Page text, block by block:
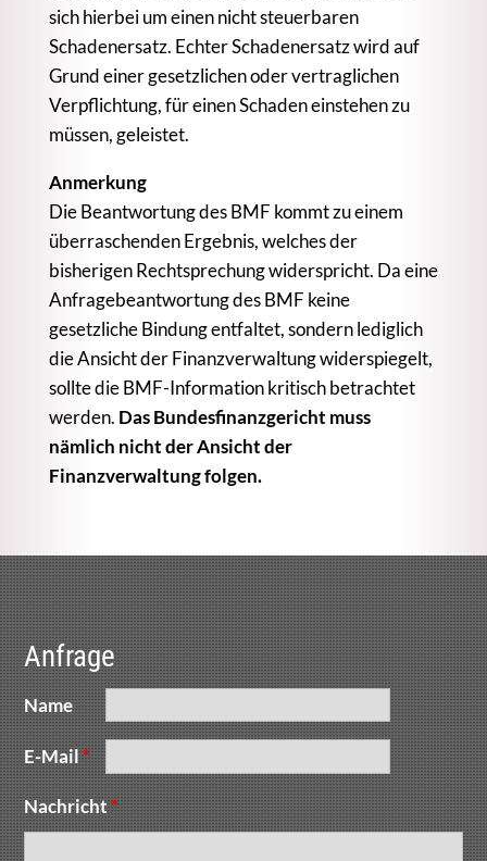
sich hierbei um einen nicht steuerbaren
Schadenersatz. Echter Schadenersatz wird auf
Grund einer gesetzlichen oder vertraglichen
Verpflichtung, für einen Schaden einstehen zu
müssen, geleistet.
Anmerkung
Die Beantwortung des BMF kommt zu einem
überraschenden Ergebnis, welches der
bisherigen Rechtsprechung widerspricht. Da eine
Anfragebeantwortung des BMF keine
gesetzliche Bindung entfaltet, sondern lediglich
die Ansicht der Finanzverwaltung widerspiegelt,
sollte die BMF-Information kritisch betrachtet
werden. Das Bundesfinanzgericht muss
nämlich nicht der Ansicht der
Finanzverwaltung folgen.
Anfrage
Name
E-Mail*
Nachricht*